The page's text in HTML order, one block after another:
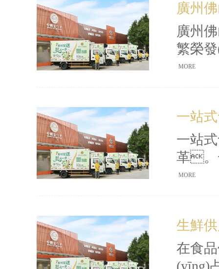
競爭
廣州
廣州
繁榮
佛山
鏈優
MORE
一站
一站
革。
流程
MORE
生鮮
在食
(yīng)